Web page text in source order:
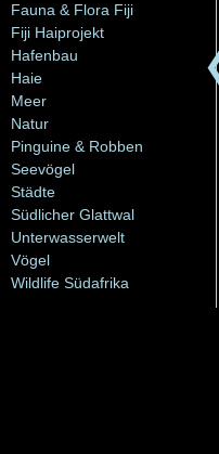
Fauna & Flora Fiji
Fiji Haiprojekt
Hafenbau
Haie
Meer
Natur
Pinguine & Robben
Seevögel
Städte
Südlicher Glattwal
Unterwasserwelt
Vögel
Wildlife Südafrika